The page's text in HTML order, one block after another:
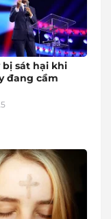
bị sát hại khi
đang cầm